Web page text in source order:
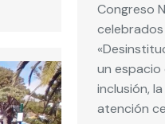
Congreso
celebrados
un
inclusión,
atención